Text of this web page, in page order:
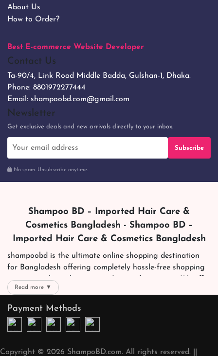
About Us
How to Order?
Best E-commerce Website Developer
Contact Us
Ta-90/4, Link Road Middle Badda, Gulshan-1, Dhaka.
Phone: 8801972277444
Email: shampoobd.com@gmail.com
Newsletter
Get exclusive deals and new arrivals directly to your inbox.
Subscribe
No spam. Unsubscribe anytime.
Shampoo BD – Imported Hair Care &
Cosmetics Bangladesh - Shampoo BD –
Imported Hair Care & Cosmetics Bangladesh
shampoobd is the ultimate online shopping destination
for Bangladesh offering completely hassle-free shopping
experience through secure and trusted gateways. We offer
you trendy and reliable shopping with all your preferred
brands and more. Now shopping is easier, quicker and
always joyous. We help you mark the exact choice here.
We offer our customers with memorable online shopping
Read more ▼
Payment Methods
Copyright © 2026 ShampoBD.com. All rights reserved. ||